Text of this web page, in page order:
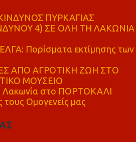
ΠΥΡΚΑΓΙΑΣ
4) ΣΕ ΟΛΗ ΤΗ ΛΑΚΩΝΙΑ
Πορίσματα εκτίμησης των
ΑΠΟ ΑΓΡΟΤΙΚΗ ΖΩΗ ΣΤΟ
ΜΟΥΣΕΙΟ
Λακωνία στο ΠΟΡΤΟΚΑΛΙ
Ομογενείς μας